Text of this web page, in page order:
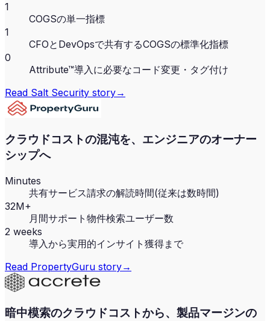
1
COGSの単一指標
1
CFOとDevOpsで共有するCOGSの標準化指標
0
Attribute™導入に必要なコード変更・タグ付け
Read Salt Security story→
クラウドコストの混沌を、エンジニアのオーナー
シップへ
Minutes
共有サービス請求の解読時間(従来は数時間)
32M+
月間サポート物件検索ユーザー数
2 weeks
導入から実用的インサイト獲得まで
Read PropertyGuru story→
暗中模索のクラウドコストから、製品マージンの